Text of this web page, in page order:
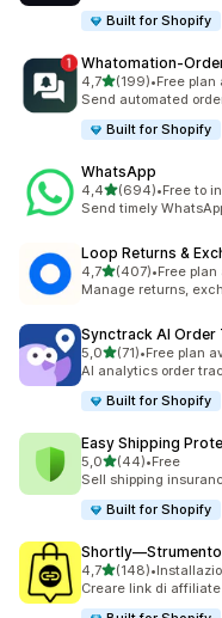
Built for Shopify
4,7stelle su 5
(199)
199 recensioni totali
•Free plan
Send automated
Built for Shopify
WhatsApp
4,4stelle su 5
(694)
694 recensioni totali
•Free to
Send timely
Loop Returns &
4,7stelle su 5
(407)
407 recensioni totali
•Free
Manage returns,
Synctrack AI Order
5,0stelle su 5
(71)
71 recensioni totali
•Free plan
AI analytics order
Built for Shopify
Easy Shipping
5,0stelle su 5
(44)
44 recensioni totali
•Free
Sell shipping
Built for Shopify
4,7stelle su 5
(148)
148 recensioni totali
•
Creare link di